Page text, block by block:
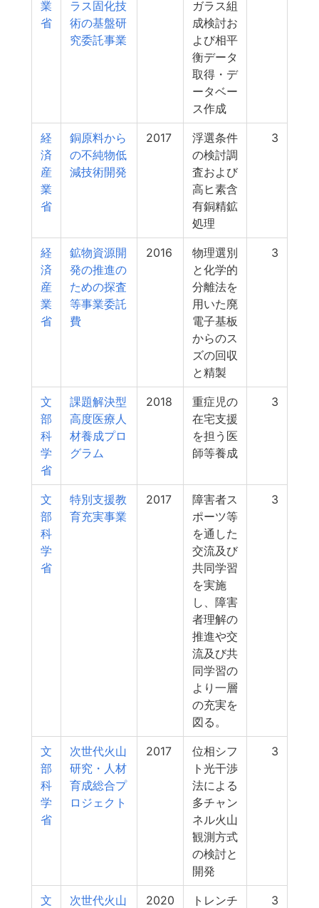
業
省
ラス固化技
術の基盤研
究委託事業
ガラス組
成検討お
よび相平
衡データ
取得・デ
ータベー
ス作成
経
済
産
業
省
銅原料から
の不純物低
減技術開発
2017
浮選条件
の検討調
査および
高ヒ素含
有銅精鉱
処理
3
経
済
産
業
省
鉱物資源開
発の推進の
ための探査
等事業委託
費
2016
物理選別
と化学的
分離法を
用いた廃
電子基板
からのス
ズの回収
と精製
3
文
部
科
学
省
課題解決型
高度医療人
材養成プロ
グラム
2018
重症児の
在宅支援
を担う医
師等養成
3
文
部
科
学
省
特別支援教
育充実事業
2017
障害者ス
ポーツ等
を通した
交流及び
共同学習
を実施
し、障害
者理解の
推進や交
流及び共
同学習の
より一層
の充実を
図る。
3
文
部
科
学
省
次世代火山
研究・人材
育成総合プ
ロジェクト
2017
位相シフ
ト光干渉
法による
多チャン
ネル火山
観測方式
の検討と
開発
3
文
次世代火山
2020
トレンチ
3